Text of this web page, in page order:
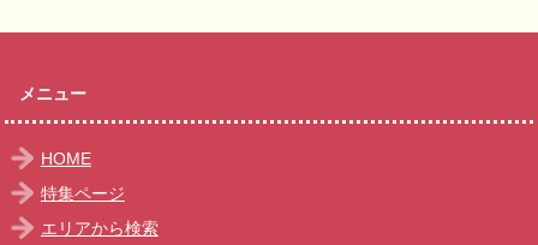
メニュー
HOME
特集ページ
エリアから検索